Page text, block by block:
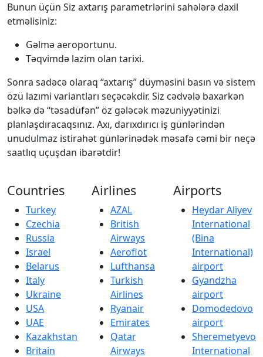
Bunun üçün Siz axtarış parametrlərini sahələrə daxil
etməlisiniz:
Gəlmə aeroportunu.
Təqvimdə lazim olan tarixi.
Sonra sadəcə olaraq “axtarış” düyməsini basın və sistem
özü lazımi variantları seçəcəkdir. Siz cədvələ baxarkən
bəlkə də “təsadüfən” öz gələcək məzuniyyətinizi
planlaşdıracaqsınız. Axı, darıxdırıcı iş günlərindən
unudulmaz istirahət günlərinədək məsafə cəmi bir neçə
saatlıq uçuşdan ibarətdir!
Countries
Turkey
Czechia
Russia
Israel
Belarus
Italy
Ukraine
USA
UAE
Kazakhstan
Britain
Airlines
AZAL
British
Airways
Aeroflot
Lufthansa
Turkish
Airlines
Ryanair
Emirates
Qatar
Airways
Airports
Heydar Aliyev
International
(Bina
International)
airport
Gyandzha
airport
Domodedovo
airport
Sheremetyevo
International